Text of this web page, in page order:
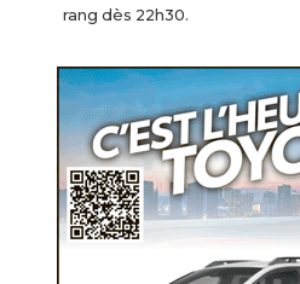
rang dès 22h30.